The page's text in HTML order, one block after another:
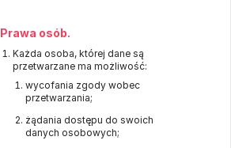
Prawa osób.
Każda osoba, której dane są
przetwarzane ma możliwość:
wycofania zgody wobec
przetwarzania;
żądania dostępu do swoich
danych osobowych;